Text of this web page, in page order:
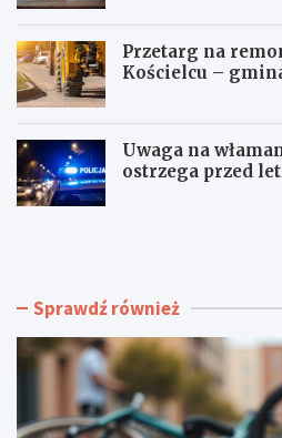
Przetarg na
Kościelcu –
Uwaga na
ostrzega przed
C
o
h
o
M
o
o
d
Sprawdź również